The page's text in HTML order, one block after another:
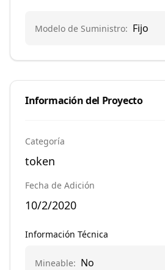
Modelo de Suministro: Fijo
Información del Proyecto
Categoría
token
Fecha de Adición
10/2/2020
Información Técnica
Mineable: No